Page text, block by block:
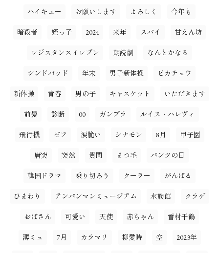
ハイキュー お願いします よろしく 今年も
暗殺者 姪っ子 2024 来年 スパイ 甘えん坊
レジスタンスイレブン 朗読劇 なんとかなる
シンドバッド 年末 男子新体操 ピカチュウ
新体操 青春 男の子 キャスケット いただきます
前髪 診断 00 ガンプラ ルイス・ハレヴィ
飛行機 ゼフ 涙脆い シナモン 8月 甲子園
唐突 突然 質問 まつ毛 パンツの日
韓国ドラマ 乗り切ろう クーラー がんばる
ひまわり アンパンマンミュージアム 水族館 クラゲ
おばさん 可愛い 天使 赤ちゃん 雪村千鶴
薄ミュ 7月 カラマリ 柳愛時 空 2023年